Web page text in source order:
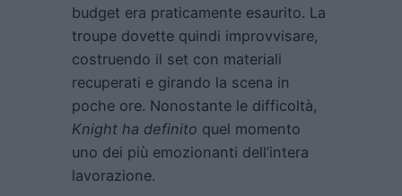
budget era praticamente esaurito. La
troupe dovette quindi improvvisare,
costruendo il set con materiali
recuperati e girando la scena in
poche ore. Nonostante le difficoltà,
Knight ha definito quel momento
uno dei più emozionanti dell’intera
lavorazione.